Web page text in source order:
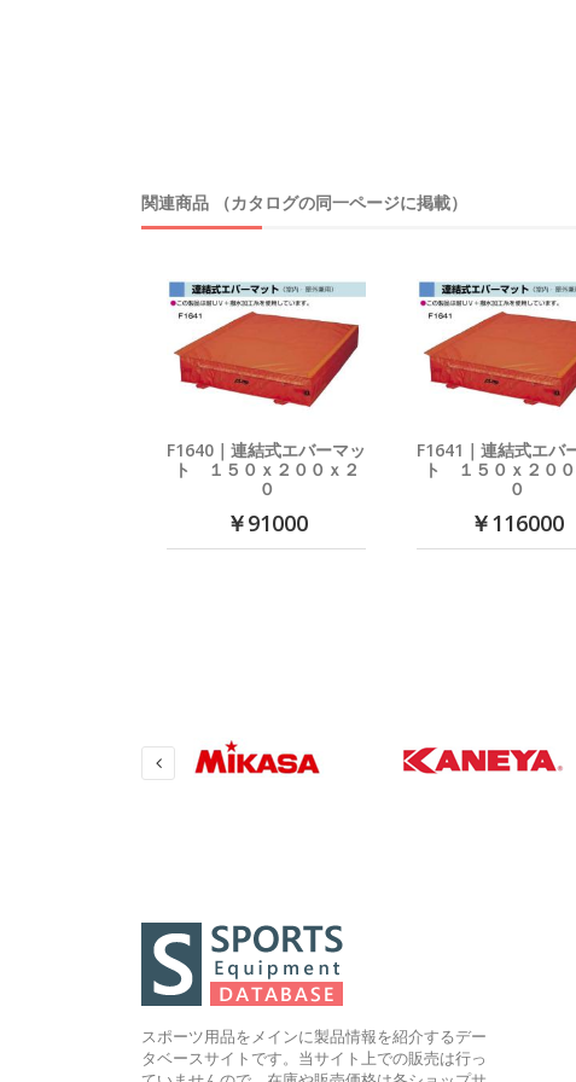
関連商品 （カタログの同一ページに掲載）
F1640｜連結式エバーマッ
ト １５０ｘ２００ｘ２
０
￥91000
F1641｜連結式エバ
ト １５０ｘ２０
０
￥116000
スポーツ用品をメインに製品情報を紹介するデー
タベースサイトです。当サイト上での販売は行っ